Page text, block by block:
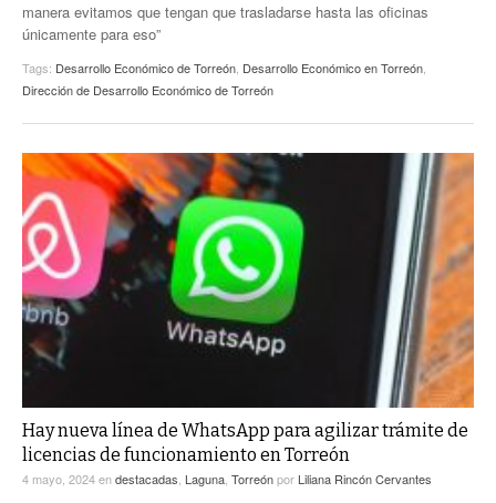
manera evitamos que tengan que trasladarse hasta las oficinas
únicamente para eso”
Tags: Desarrollo Económico de Torreón Desarrollo Económico en Torreón
Dirección de Desarrollo Económico de Torreón
Hay nueva línea de WhatsApp para agilizar trámite de
licencias de funcionamiento en Torreón
4 mayo, 2024endestacadas, Laguna, Torreónpor Liliana Rincón Cervantes